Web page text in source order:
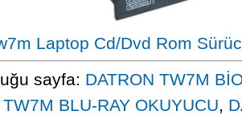
Laptop Cd/Dvd Rom
sayfa: DATRON TW7M
TW7M BLU-RAY OKUYUCU,